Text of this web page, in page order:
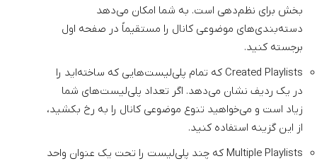
بخش برای نظم‌دهی است. به شما امکان می‌دهد
دسته‌بندی‌های موضوعی کانال را مستقیماً در صفحه اول
برجسته کنید.
Created Playlists که تمام پلی‌لیست‌هایی که ساخته‌اید را
در یک ردیف نشان می‌دهد. اگر تعداد پلی‌لیست‌های شما
زیاد است و می‌خواهید تنوع موضوعی کانال را به رخ بکشید،
از این گزینه استفاده کنید.
Multiple Playlists که چند پلی‌لیست را تحت یک عنوان واحد